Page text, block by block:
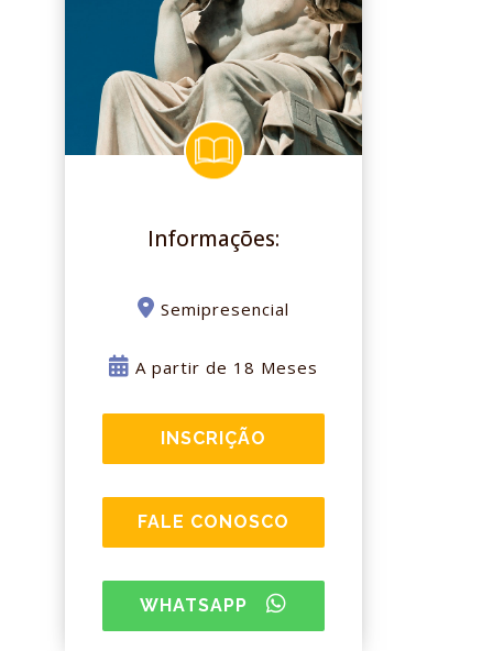
Informações:
Semipresencial
A partir de 18 Meses
INSCRIÇÃO
FALE CONOSCO
WHATSAPP